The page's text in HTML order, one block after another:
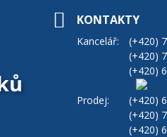
KONTAKTY
Kancelář: (+420)
(+420)
(+420)
Prodej: (+420)
(+420)
(+420)